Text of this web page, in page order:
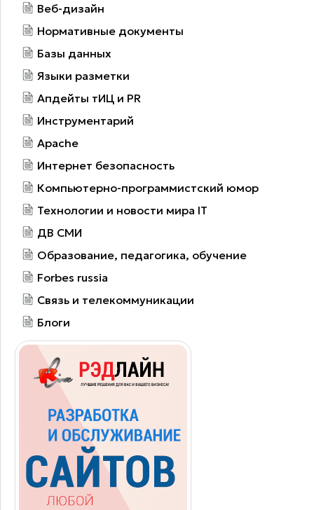
Веб-дизайн
Нормативные документы
Базы данных
Языки разметки
Апдейты тИЦ и PR
Инструментарий
Apache
Интернет безопасность
Компьютерно-программистский юмор
Технологии и новости мира IT
ДВ СМИ
Образование, педагогика, обучение
Forbes russia
Связь и телекоммуникации
Блоги